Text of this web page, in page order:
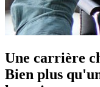
Une carrière
Bien plus